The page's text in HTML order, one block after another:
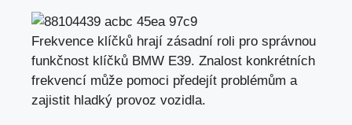
Frekvence klíčků hrají zásadní roli pro správnou
funkčnost klíčků BMW E39. Znalost konkrétních
frekvencí může pomoci předejít problémům a
zajistit hladký provoz vozidla.